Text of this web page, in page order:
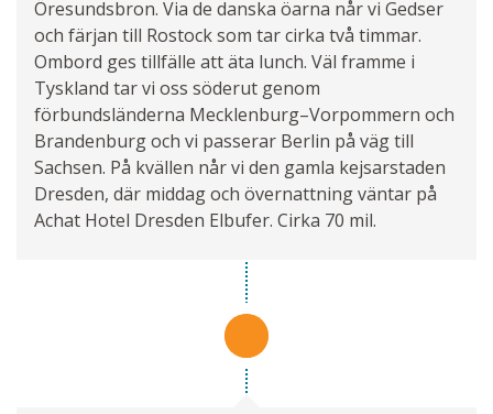
Öresundsbron. Via de danska öarna når vi Gedser
och färjan till Rostock som tar cirka två timmar.
Ombord ges tillfälle att äta lunch. Väl framme i
Tyskland tar vi oss söderut genom
förbundsländerna Mecklenburg–Vorpommern och
Brandenburg och vi passerar Berlin på väg till
Sachsen. På kvällen når vi den gamla kejsarstaden
Dresden, där middag och övernattning väntar på
Achat Hotel Dresden Elbufer. Cirka 70 mil.